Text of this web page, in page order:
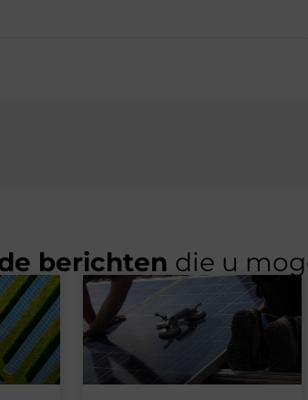
berichten die u